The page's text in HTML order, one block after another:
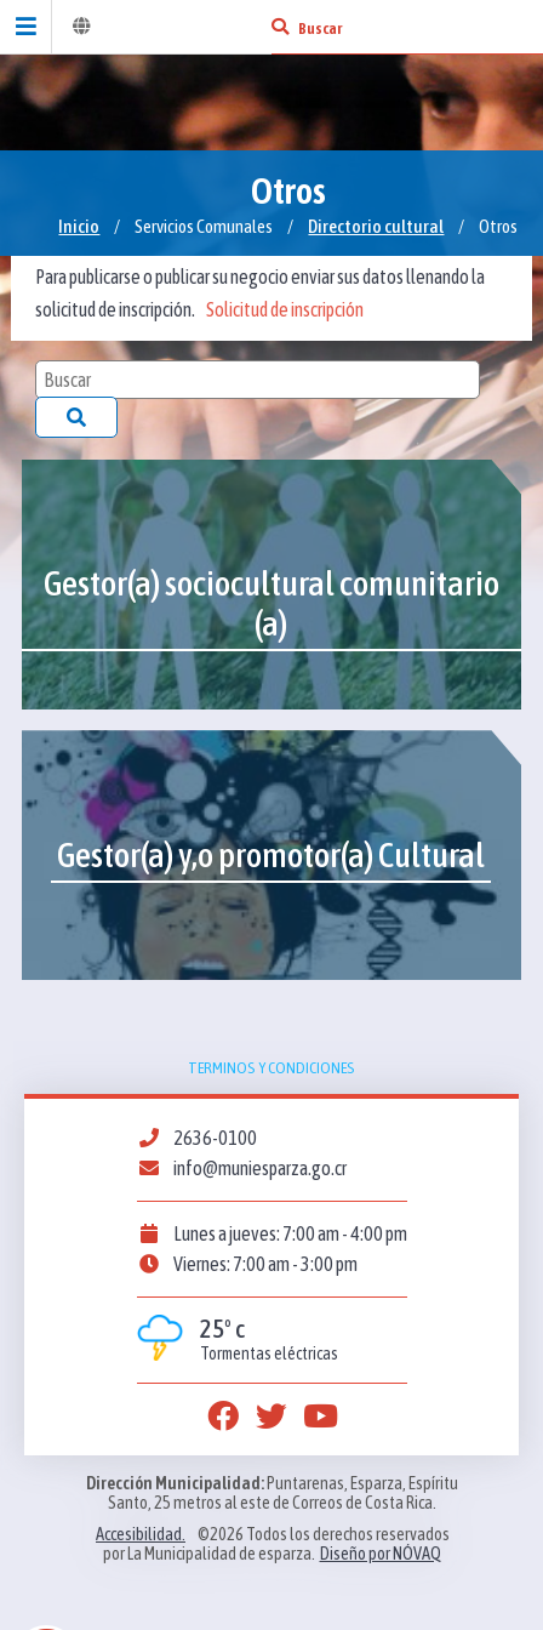
Otros
Inicio / Servicios Comunales / Directorio cultural / Otros
Para publicarse o publicar su negocio enviar sus datos llenando la
solicitud de inscripción. Solicitud de inscripción
Gestor(a) sociocultural comunitario
(a)
Gestor(a) y,o promotor(a) Cultural
TERMINOS Y CONDICIONES
2636-0100
info@muniesparza.go.cr
Lunes a jueves: 7:00 am - 4:00 pm
Viernes: 7:00 am - 3:00 pm
25º c
Tormentas eléctricas
Dirección Municipalidad:Puntarenas, Esparza, Espíritu
Santo, 25 metros al este de Correos de Costa Rica.
Accesibilidad.
©2026 Todos los derechos reservados
por La Municipalidad de esparza. Diseño por NÓVAQ